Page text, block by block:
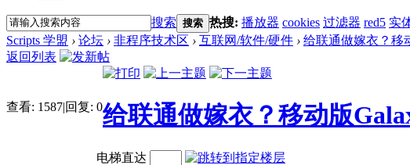
搜索 搜索 热搜: 播放器 cookies 过滤器 red5 实
Scripts 学盟 › 论坛 › 非程序技术区 › 互联网/软件/硬件 › 给联通做嫁衣？移
返回列表
查看: 1587|回复: 0给联通做嫁衣？移动版
电梯直达